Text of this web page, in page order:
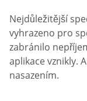
Nejdůležitější
vyhrazeno pro
zabránilo
aplikace vznikly.
nasazením.